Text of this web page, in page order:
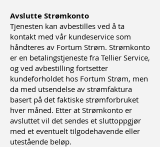
Avslutte Strømkonto
Tjenesten kan avbestilles ved å ta
kontakt med vår kundeservice som
håndteres av Fortum Strøm. Strømkonto
er en betalingstjeneste fra Tellier Service,
og ved avbestilling fortsetter
kundeforholdet hos Fortum Strøm, men
da med utsendelse av strømfaktura
basert på det faktiske strømforbruket
hver måned. Etter at Strømkonto er
avsluttet vil det sendes et sluttoppgjør
med et eventuelt tilgodehavende eller
utestående beløp.